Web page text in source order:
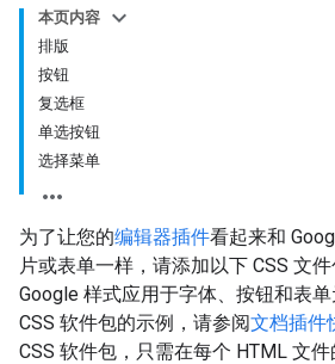
本页内容
排版
按钮
复选框
单选按钮
选择菜单
为了让您的编辑器插件看起来和
片或表单一样，请添加以下 CSS 文
Google 样式应用于字体、按钮和表
CSS 软件包的示例，请参阅文档插件
CSS 软件包，只需在每个 HTML 文